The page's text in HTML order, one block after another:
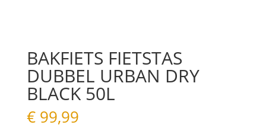
BAKFIETS FIETSTAS
DUBBEL URBAN DRY
BLACK 50L
€99,99